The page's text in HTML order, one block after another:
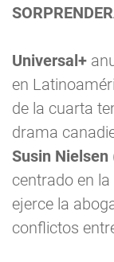
Universal+
en
de la cuarta
drama
Susin Nielsen
centrado en
ejerce la
conflictos